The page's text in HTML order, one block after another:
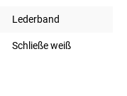
Lederband
Schließe weiß